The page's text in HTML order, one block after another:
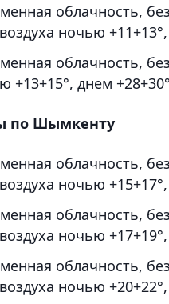
облачность,
ночью
облачность,
+13+15°, днем
по Шымкенту
облачность,
ночью
облачность,
ночью
облачность,
ночью